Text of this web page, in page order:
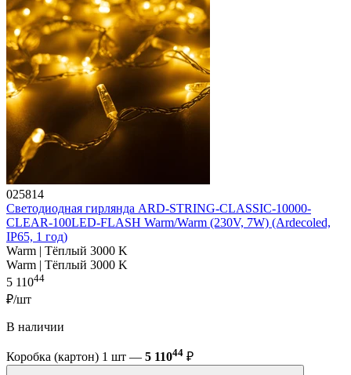
025814
Светодиодная гирлянда ARD-STRING-CLASSIC-10000-
CLEAR-100LED-FLASH Warm/Warm (230V, 7W) (Ardecoled,
IP65, 1 год)
Warm | Тёплый 3000 K
Warm | Тёплый 3000 K
5 11044
₽/шт
В наличии
Коробка (картон) 1 шт — 5 11044 ₽